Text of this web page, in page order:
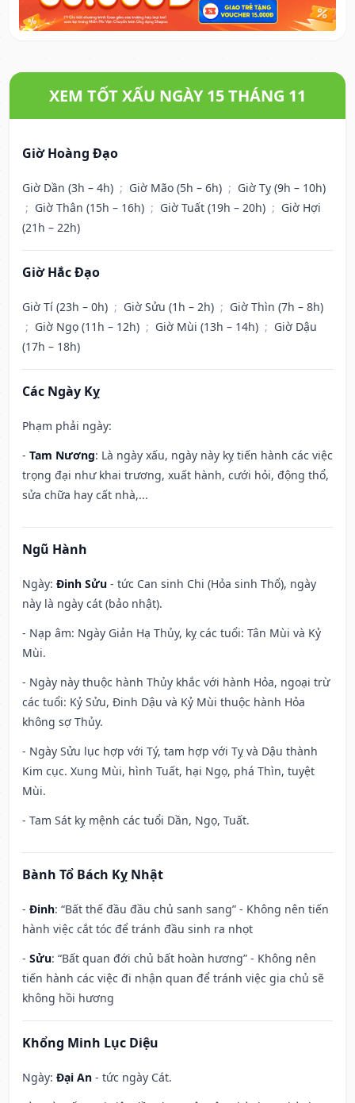
XEM TỐT XẤU NGÀY 15 THÁNG 11
Giờ Hoàng Đạo
Giờ Dần (3h – 4h) ; Giờ Mão (5h – 6h) ; Giờ Tỵ (9h – 10h)
; Giờ Thân (15h – 16h) ; Giờ Tuất (19h – 20h) ; Giờ Hợi
(21h – 22h)
Giờ Hắc Đạo
Giờ Tí (23h – 0h) ; Giờ Sửu (1h – 2h) ; Giờ Thìn (7h – 8h)
; Giờ Ngọ (11h – 12h) ; Giờ Mùi (13h – 14h) ; Giờ Dậu
(17h – 18h)
Các Ngày Kỵ
Phạm phải ngày:
- Tam Nương: Là ngày xấu, ngày này kỵ tiến hành các việc
trọng đại như khai trương, xuất hành, cưới hỏi, động thổ,
sửa chữa hay cất nhà,...
Ngũ Hành
Ngày: Đinh Sửu - tức Can sinh Chi (Hỏa sinh Thổ), ngày
này là ngày cát (bảo nhật).
- Nạp âm: Ngày Giản Hạ Thủy, kỵ các tuổi: Tân Mùi và Kỷ
Mùi.
- Ngày này thuộc hành Thủy khắc với hành Hỏa, ngoại trừ
các tuổi: Kỷ Sửu, Đinh Dậu và Kỷ Mùi thuộc hành Hỏa
không sợ Thủy.
- Ngày Sửu lục hợp với Tý, tam hợp với Tỵ và Dậu thành
Kim cục. Xung Mùi, hình Tuất, hại Ngọ, phá Thìn, tuyệt
Mùi.
- Tam Sát kỵ mệnh các tuổi Dần, Ngọ, Tuất.
Bành Tổ Bách Kỵ Nhật
- Đinh: “Bất thế đầu đầu chủ sanh sang” - Không nên tiến
hành việc cắt tóc để tránh đầu sinh ra nhọt
- Sửu: “Bất quan đới chủ bất hoàn hương” - Không nên
tiến hành các việc đi nhận quan để tránh việc gia chủ sẽ
không hồi hương
Khổng Minh Lục Diệu
Ngày: Đại An - tức ngày Cát.